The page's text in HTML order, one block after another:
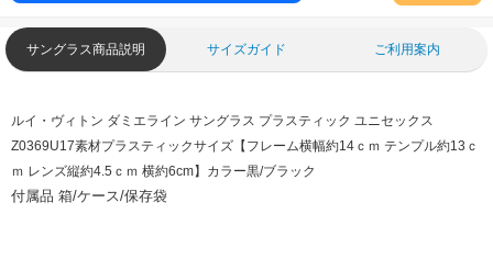
サングラス商品説明 サイズガイド ご利用案内
ルイ・ヴィトン ダミエライン サングラス プラスティック ユニセックス
Z0369U17素材プラスティックサイズ【フレーム横幅約14ｃｍ テンプル約13ｃ
ｍ レンズ縦約4.5ｃｍ 横約6cm】 カラー黒/ブラック
付属品 箱/ケース/保存袋